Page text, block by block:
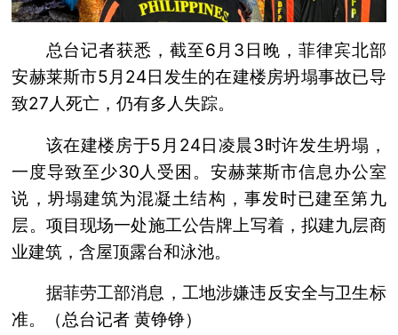
总台记者获悉，截至6月3日晚，菲律宾北部
安赫莱斯市5月24日发生的在建楼房坍塌事故已导
致27人死亡，仍有多人失踪。
该在建楼房于5月24日凌晨3时许发生坍塌，
一度导致至少30人受困。安赫莱斯市信息办公室
说，坍塌建筑为混凝土结构，事发时已建至第九
层。项目现场一处施工公告牌上写着，拟建九层商
业建筑，含屋顶露台和泳池。
据菲劳工部消息，工地涉嫌违反安全与卫生标
准。（总台记者 黄铮铮）